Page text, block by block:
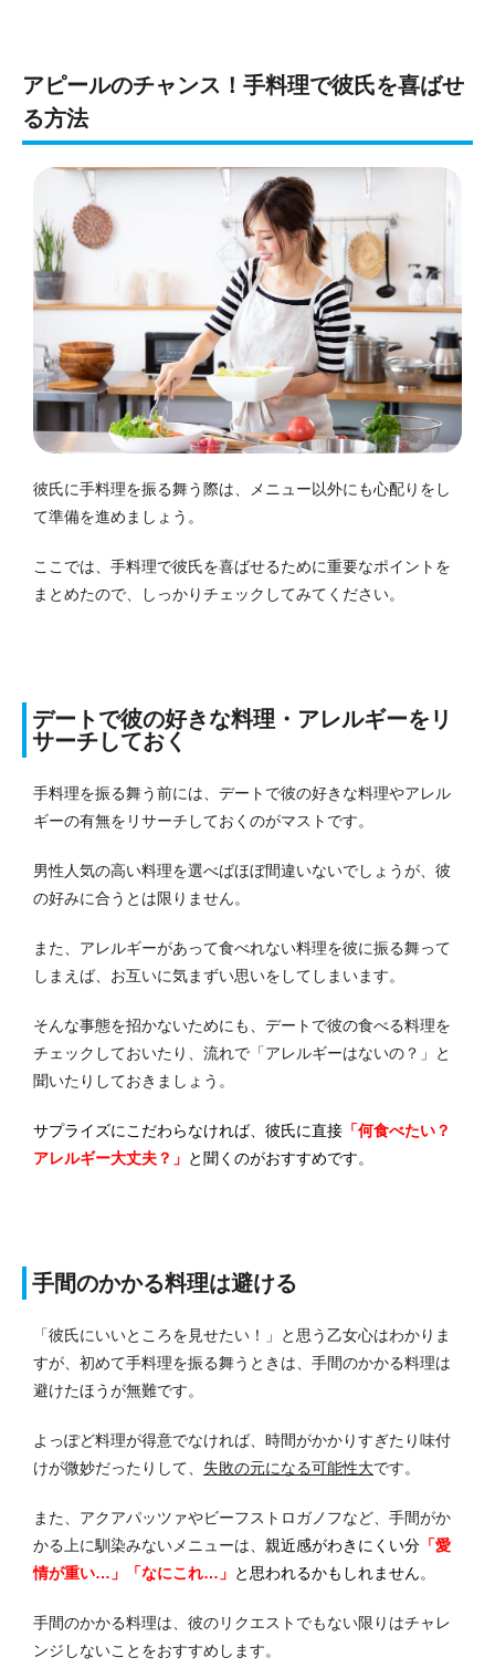
アピールのチャンス！手料理で彼氏を喜ばせ
る方法
彼氏に手料理を振る舞う際は、メニュー以外にも心配りをし
て準備を進めましょう。
ここでは、手料理で彼氏を喜ばせるために重要なポイントを
まとめたので、しっかりチェックしてみてください。
デートで彼の好きな料理・アレルギーをリ
サーチしておく
手料理を振る舞う前には、デートで彼の好きな料理やアレル
ギーの有無をリサーチしておくのがマストです。
男性人気の高い料理を選べばほぼ間違いないでしょうが、彼
の好みに合うとは限りません。
また、アレルギーがあって食べれない料理を彼に振る舞って
しまえば、お互いに気まずい思いをしてしまいます。
そんな事態を招かないためにも、デートで彼の食べる料理を
チェックしておいたり、流れで「アレルギーはないの？」と
聞いたりしておきましょう。
サプライズにこだわらなければ、彼氏に直接 「何食べたい？
アレルギー大丈夫？」 と聞くのがおすすめです。
手間のかかる料理は避ける
「彼氏にいいところを見せたい！」と思う乙女心はわかりま
すが、初めて手料理を振る舞うときは、手間のかかる料理は
避けたほうが無難です。
よっぽど料理が得意でなければ、時間がかかりすぎたり味付
けが微妙だったりして、 失敗の元になる可能性大です。
また、アクアパッツァやビーフストロガノフなど、手間がか
かる上に馴染みないメニューは、 親近感がわきにくい分 「愛
情が重い…」「なにこれ…」 と思われるかもしれません。
手間のかかる料理は、彼のリクエストでもない限りはチャレ
ンジしないことをおすすめします。